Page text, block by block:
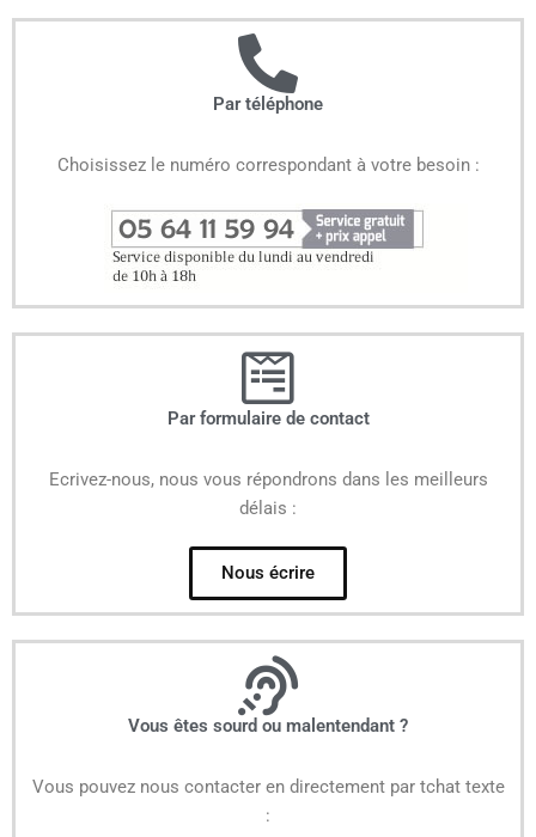
Par téléphone
Choisissez le numéro correspondant à votre besoin :
Par formulaire de contact
Ecrivez-nous, nous vous répondrons dans les meilleurs
délais :
Nous écrire
Vous êtes sourd ou malentendant ?
Vous pouvez nous contacter en directement par tchat texte
: